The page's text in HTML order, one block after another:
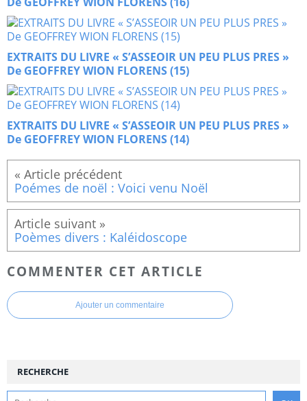
EXTRAITS DU LIVRE « S’ASSEOIR UN PEU PLUS PRES »
De GEOFFREY WION FLORENS (15)
EXTRAITS DU LIVRE « S’ASSEOIR UN PEU PLUS PRES »
De GEOFFREY WION FLORENS (14)
Poémes de noël : Voici venu Noël
Poèmes divers : Kaléidoscope
COMMENTER CET ARTICLE
Ajouter un commentaire
RECHERCHE